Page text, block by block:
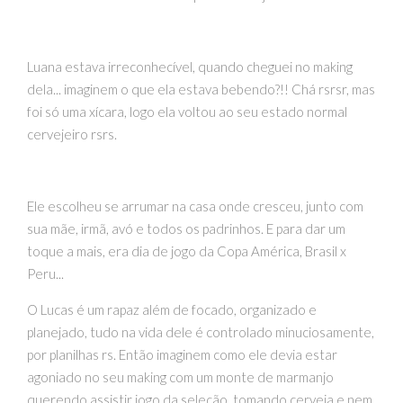
Luana estava irreconhecível, quando cheguei no making
dela... imaginem o que ela estava bebendo?!! Chá rsrsr, mas
foi só uma xícara, logo ela voltou ao seu estado normal
cervejeiro rsrs.
Ele escolheu se arrumar na casa onde cresceu, junto com
sua mãe, irmã, avó e todos os padrinhos. E para dar um
toque a mais, era dia de jogo da Copa América, Brasil x
Peru...
O Lucas é um rapaz além de focado, organizado e
planejado, tudo na vida dele é controlado minuciosamente,
por planilhas rs. Então imaginem como ele devia estar
agoniado no seu making com um monte de marmanjo
querendo assistir jogo da seleção, tomando cerveja e nem